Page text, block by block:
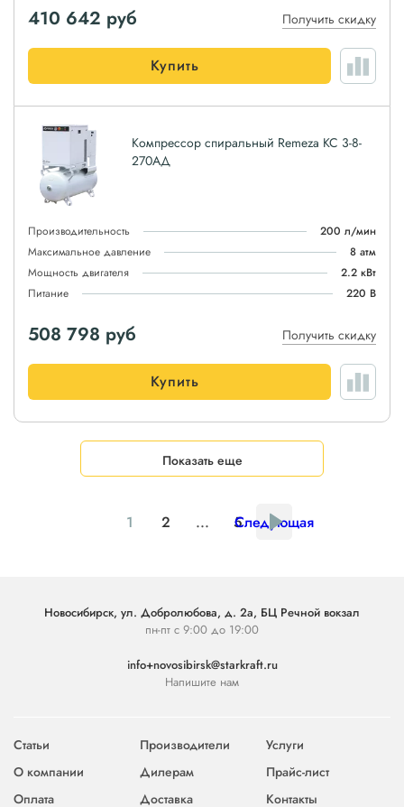
410 642 руб Получить скидку
Купить
Компрессор спиральный Remeza КС 3-8-
270АД
Производительность
200 л/мин
Максимальное давление
8 атм
Мощность двигателя
2.2 кВт
Питание
220 В
508 798 руб Получить скидку
Купить
Показать еще
1 2 ... 5
Следующая
Новосибирск, ул. Добролюбова, д. 2а, БЦ Речной вокзал
пн-пт с 9:00 до 19:00
info+novosibirsk@starkraft.ru
Напишите нам
Статьи Производители
Услуги
О компании
Дилерам
Прайс-лист
Оплата
Доставка Контакты